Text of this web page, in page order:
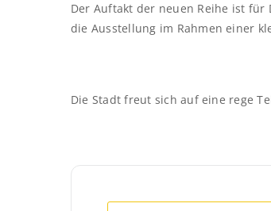
Der Auftakt der neuen Reihe ist für
die Ausstellung im Rahmen einer
Die Stadt freut sich auf eine rege